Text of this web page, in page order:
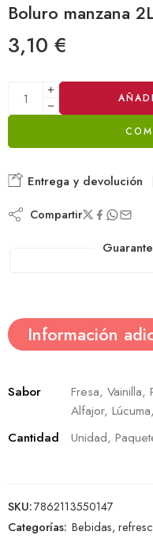
Boluro manzana
3,10 €
Alternative:
Entrega y devolución
Compartir
Información
Sabor
Fresa,
Alfajor,
Cantidad
Unidad,
SKU:7862113550147
Categorías: Bebidas,